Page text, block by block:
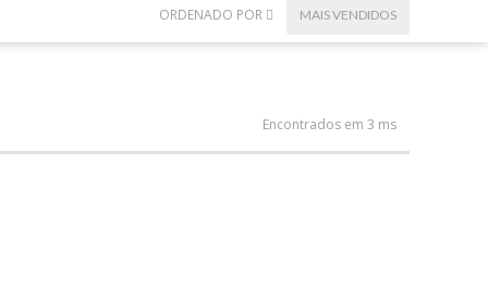
ORDENADO POR MAIS VENDIDOS
Encontrados em 3 ms